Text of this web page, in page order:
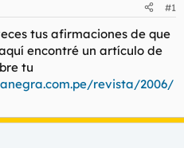
#1
tus afirmaciones de que
encontré un artículo de
tu
revista/2006/